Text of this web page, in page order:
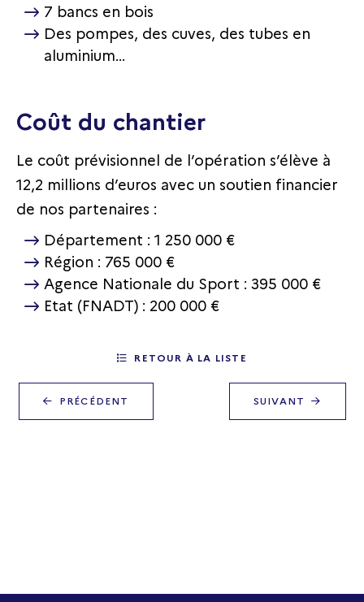
7 bancs en bois
Des pompes, des cuves, des tubes en
aluminium…
Coût du chantier
Le coût prévisionnel de l’opération s’élève à
12,2 millions d’euros avec un soutien financier
de nos partenaires :
Département : 1 250 000 €
Région : 765 000 €
Agence Nationale du Sport : 395 000 €
Etat (FNADT) : 200 000 €
PRÉCÉDENT
RETOUR À LA LISTE
SUIVANT